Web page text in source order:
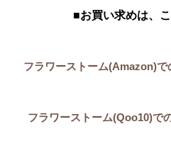
■お買い求めは
フラワーストーム(Amazon)
フラワーストーム(Qoo10)で